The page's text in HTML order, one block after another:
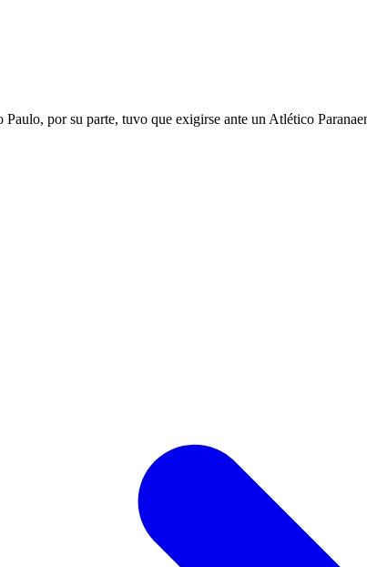
por su parte, tuvo que exigirse ante un Atlético